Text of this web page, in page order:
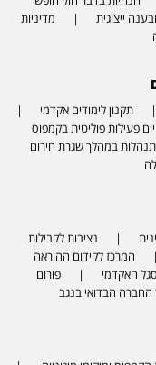
ייצוגית
מדיניות
תקנון לימודים אקדמי
פעילות פוליטית בקמפוס
במהלך שגרת חירום
נציבות לקבילות
המרכז לקידום ההוראה
האקדמי
פורום
החברה הבדואי בנגב